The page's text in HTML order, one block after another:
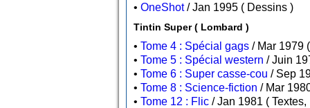
• OneShot / Jan 1995 ( Dessins )
Tintin Super ( Lombard )
• Tome 4 : Spécial gags
• Tome 5 : Spécial western
• Tome 6 : Super casse-cou
• Tome 8 : Science-fiction
• Tome 12 : Flic
/ Jan 1981 (